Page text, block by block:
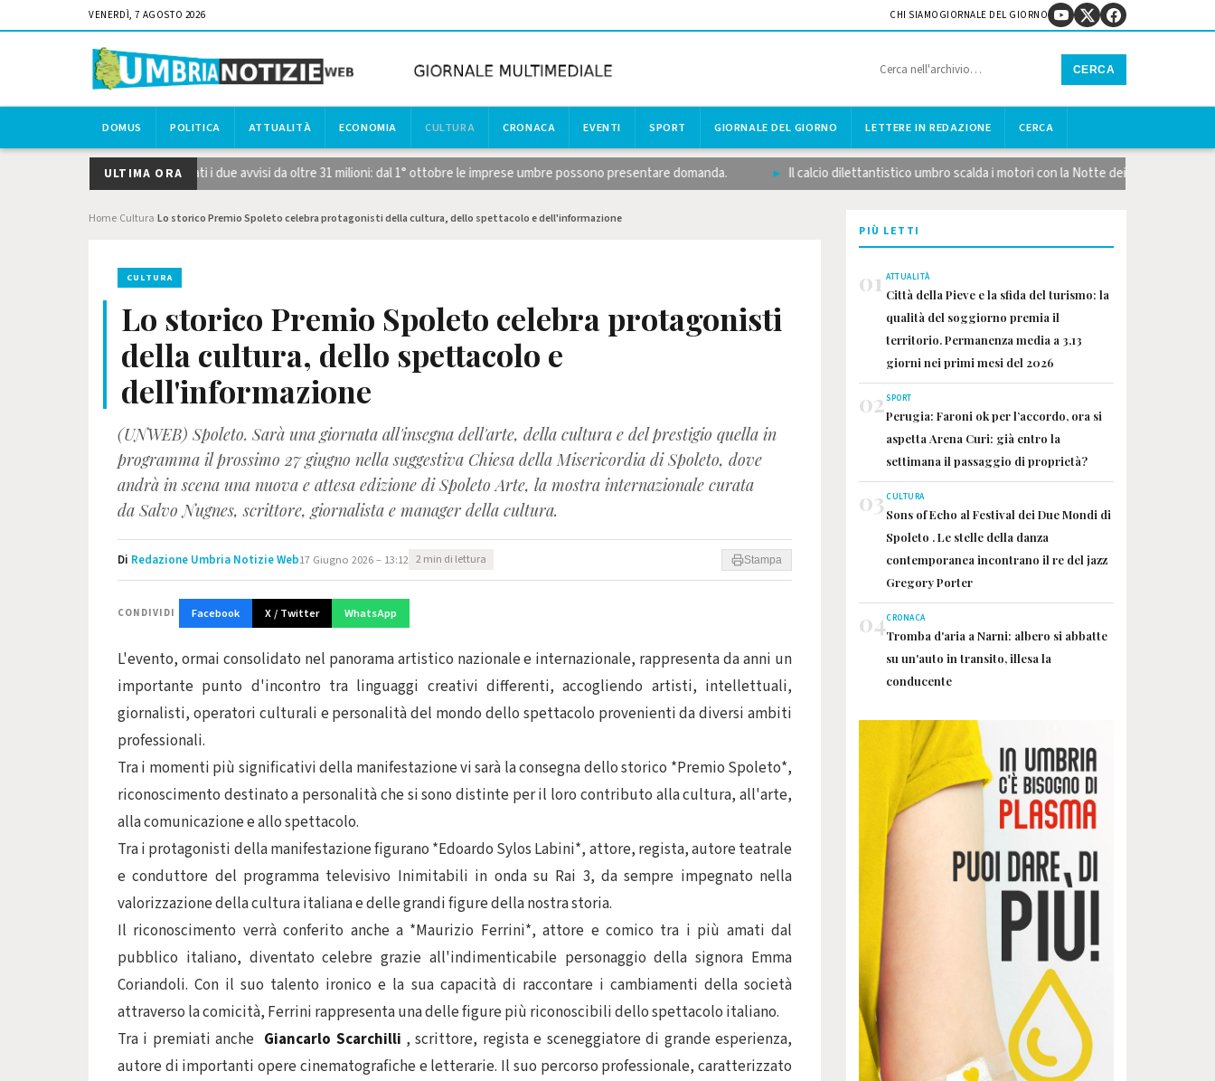
VENERDÌ, 7 AGOSTO 2026 CHI SIAMO GIORNALE DEL GIORNO
CERCA
DOMUS POLITICA ATTUALITÀ ECONOMIA CULTURA CRONACA EVENTI SPORT GIORNALE DEL GIORNO LETTERE IN REDAZIONE CERCA
ULTIMA ORA
strategiche STEP, pubblicati i due avvisi da oltre 31 milioni: dal 1° ottobre le imprese umbre possono presentare domanda. Il calcio dilettantistico umbro scalda i motori con la Notte dei Calendari
Home Cultura Lo storico Premio Spoleto celebra protagonisti della cultura, dello spettacolo e dell'informazione
CULTURA
Lo storico Premio Spoleto celebra protagonisti
della cultura, dello spettacolo e
dell'informazione
(UNWEB) Spoleto. Sarà una giornata all'insegna dell'arte, della cultura e del prestigio quella in
programma il prossimo 27 giugno nella suggestiva Chiesa della Misericordia di Spoleto, dove
andrà in scena una nuova e attesa edizione di Spoleto Arte, la mostra internazionale curata
da Salvo Nugnes, scrittore, giornalista e manager della cultura.
Di Redazione Umbria Notizie Web17 Giugno 2026 – 13:12 2 min di lettura Stampa
CONDIVIDI Facebook X / Twitter WhatsApp
L'evento, ormai consolidato nel panorama artistico nazionale e internazionale, rappresenta da anni un
importante punto d'incontro tra linguaggi creativi differenti, accogliendo artisti, intellettuali,
giornalisti, operatori culturali e personalità del mondo dello spettacolo provenienti da diversi ambiti
professionali.
Tra i momenti più significativi della manifestazione vi sarà la consegna dello storico *Premio Spoleto*,
riconoscimento destinato a personalità che si sono distinte per il loro contributo alla cultura, all'arte,
alla comunicazione e allo spettacolo.
Tra i protagonisti della manifestazione figurano *Edoardo Sylos Labini*, attore, regista, autore teatrale
e conduttore del programma televisivo Inimitabili in onda su Rai 3, da sempre impegnato nella
valorizzazione della cultura italiana e delle grandi figure della nostra storia.
Il riconoscimento verrà conferito anche a *Maurizio Ferrini*, attore e comico tra i più amati dal
pubblico italiano, diventato celebre grazie all'indimenticabile personaggio della signora Emma
Coriandoli. Con il suo talento ironico e la sua capacità di raccontare i cambiamenti della società
attraverso la comicità, Ferrini rappresenta una delle figure più riconoscibili dello spettacolo italiano.
Tra i premiati anche Giancarlo Scarchilli , scrittore, regista e sceneggiatore di grande esperienza,
autore di importanti opere cinematografiche e letterarie. Il suo percorso professionale, caratterizzato
PIÙ LETTI
01 ATTUALITÀ
Città della Pieve e la sfida del turismo: la
qualità del soggiorno premia il
territorio. Permanenza media a 3,13
giorni nei primi mesi del 2026
02SPORT
Perugia: Faroni ok per l’accordo, ora si
aspetta Arena Curi: già entro la
settimana il passaggio di proprietà?
03CULTURA
Sons of Echo al Festival dei Due Mondi di
Spoleto . Le stelle della danza
contemporanea incontrano il re del jazz
Gregory Porter
04CRONACA
Tromba d'aria a Narni: albero si abbatte
su un'auto in transito, illesa la
conducente